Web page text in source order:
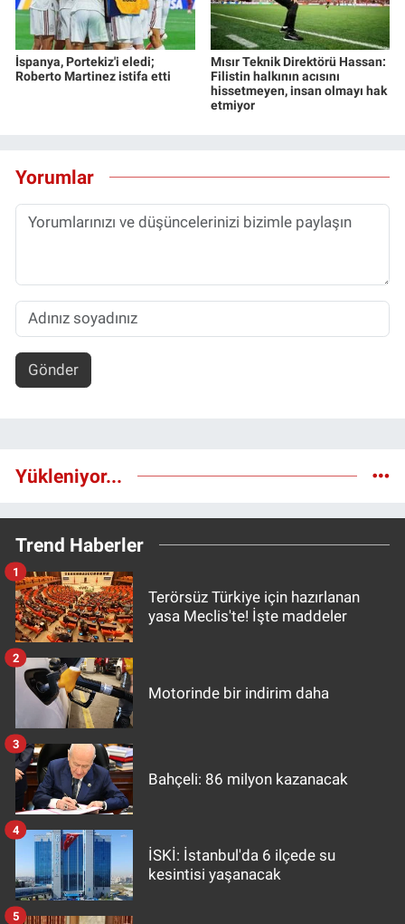
İspanya, Portekiz'i eledi;
Roberto Martinez istifa etti
Mısır Teknik Direktörü Hassan:
Filistin halkının acısını
hissetmeyen, insan olmayı hak
etmiyor
Yorumlar
Gönder
Yükleniyor...
Trend Haberler
Terörsüz Türkiye için hazırlanan
yasa Meclis'te! İşte maddeler
1
Motorinde bir indirim daha
2
Bahçeli: 86 milyon kazanacak
3
İSKİ: İstanbul'da 6 ilçede su
kesintisi yaşanacak
4
5